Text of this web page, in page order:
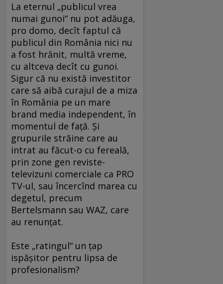
La eternul „publicul vrea
numai gunoi“ nu pot adăuga,
pro domo, decît faptul că
publicul din România nici nu
a fost hrănit, multă vreme,
cu altceva decît cu gunoi.
Sigur că nu există investitor
care să aibă curajul de a miza
în România pe un mare
brand media independent, în
momentul de faţă. Şi
grupurile străine care au
intrat au făcut-o cu fereală,
prin zone gen reviste-
televizuni comerciale ca PRO
TV-ul, sau încercînd marea cu
degetul, precum
Bertelsmann sau WAZ, care
au renunţat.
Este „ratingul“ un ţap
ispăşitor pentru lipsa de
profesionalism?